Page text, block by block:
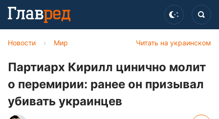
Читать на украинском
Новости › Мир
Партиарх Кирилл цинично молит
о перемирии: ранее он призывал
убивать украинцев